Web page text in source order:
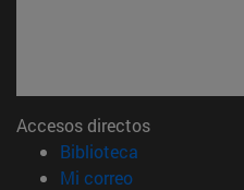
Accesos directos
Biblioteca
Mi correo(abre en